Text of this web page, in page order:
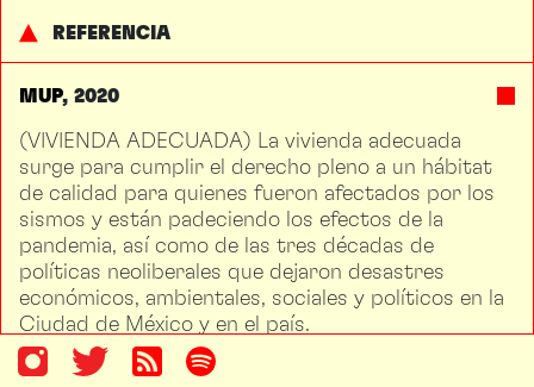
REFERENCIA
MUP 2020
(VIVIENDA ADECUADA) La vivienda adecuada
surge para cumplir el derecho pleno a un hábitat
de calidad para quienes fueron afectados por los
sismos y están padeciendo los efectos de la
pandemia, así como de las tres décadas de
políticas neoliberales que dejaron desastres
económicos, ambientales, sociales y políticos en la
Ciudad de México y en el país.
Para garantizar ese derecho es necesario impulsar
la producción social de vivienda y hábitat;